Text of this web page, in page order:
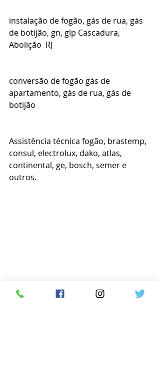
instalação de fogão, gás de rua, gás
de botijão, gn, glp Cascadura,
Abolição  RJ
conversão de fogão gás de
apartamento, gás de rua, gás de
botijão
Assistência técnica fogão, brastemp,
consul, electrolux, dako, atlas,
continental, ge, bosch, semer e
outros.